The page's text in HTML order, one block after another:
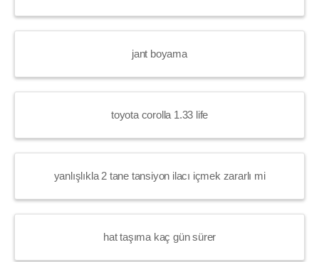
jant boyama
toyota corolla 1.33 life
yanlışlıkla 2 tane tansiyon ilacı içmek zararlı mi
hat taşıma kaç gün sürer